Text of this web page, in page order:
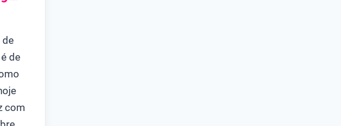
de
de
com